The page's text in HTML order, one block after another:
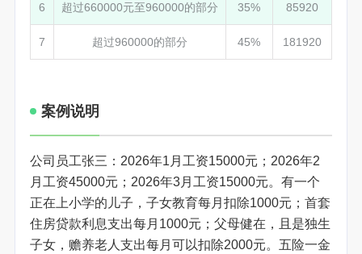
6 超过660000元至960000的部分 35% 85920
7 超过960000的部分 45% 181920
案例说明
公司员工张三：2026年1月工资15000元；2026年2
月工资45000元；2026年3月工资15000元。有一个
正在上小学的儿子，子女教育每月扣除1000元；首套
住房贷款利息支出每月1000元；父母健在，且是独生
子女，赡养老人支出每月可以扣除2000元。五险一金